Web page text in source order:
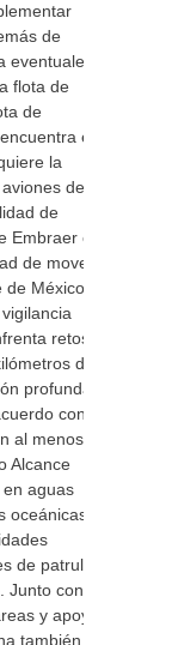
de
flota de
de
en
la
de
de
Embraer o
de mover
de México
retos
de
profunda
con
al menos
Alcance
aguas
oceánicas
de patrulla
Junto con
y apoyo
también